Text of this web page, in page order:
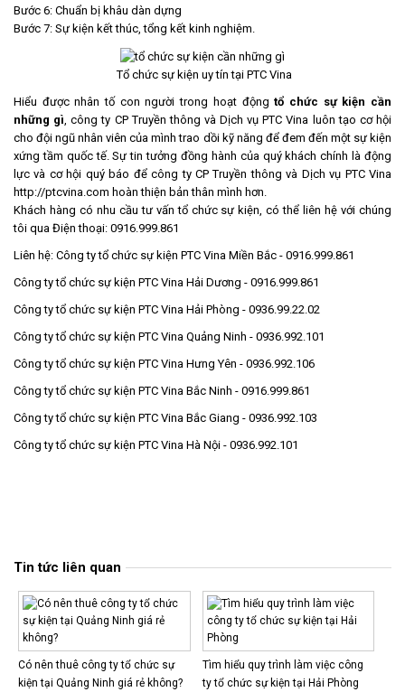
Bước 6: Chuẩn bị khâu dàn dựng
Bước 7: Sự kiện kết thúc, tổng kết kinh nghiệm.
Tổ chức sự kiện uy tín tại PTC Vina
Hiểu được nhân tố con người trong hoạt độngtổ chức sự kiện cần
những gì , công ty CP Truyền thông và Dịch vụ PTC Vina luôn tạo cơ hội
cho đội ngũ nhân viên của mình trao dồi kỹ năng để đem đến một sự kiện
xứng tầm quốc tế. Sự tin tưởng đồng hành của quý khách chính là động
lực và cơ hội quý báo để công ty CP Truyền thông và Dịch vụ PTC Vina
http://ptcvina.com hoàn thiện bản thân mình hơn.
Khách hàng có nhu cầu tư vấn tổ chức sự kiện, có thể liên hệ với chúng
tôi qua Điện thoại: 0916.999.861
Liên hệ: Công ty tổ chức sự kiện PTC Vina Miền Bắc - 0916.999.861
Công ty tổ chức sự kiện PTC Vina Hải Dương - 0916.999.861
Công ty tổ chức sự kiện PTC Vina Hải Phòng - 0936.99.22.02
Công ty tổ chức sự kiện PTC Vina Quảng Ninh - 0936.992.101
Công ty tổ chức sự kiện PTC Vina Hưng Yên - 0936.992.106
Công ty tổ chức sự kiện PTC Vina Bắc Ninh - 0916.999.861
Công ty tổ chức sự kiện PTC Vina Bắc Giang - 0936.992.103
Công ty tổ chức sự kiện PTC Vina Hà Nội - 0936.992.101
Tin tức liên quan
Có nên thuê công ty tổ chức sự
kiện tại Quảng Ninh giá rẻ không?
Tìm hiểu quy trình làm việc công
ty tổ chức sự kiện tại Hải Phòng